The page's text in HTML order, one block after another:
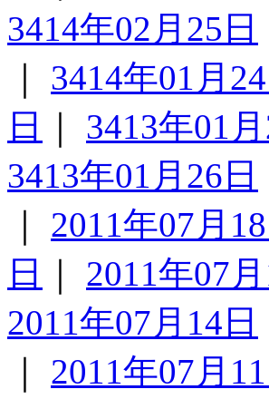
3414年02月25日
3414年01月24
日
3413年01月
3413年01月26日
2011年07月18
日
2011年07月
2011年07月14日
2011年07月11